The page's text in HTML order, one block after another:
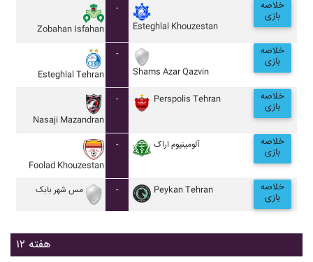
Zobahan Isfahan
-
Esteghlal Khouzestan
خلاصه
بازی
Esteghlal Tehran
-
Shams Azar Qazvin
خلاصه
بازی
Nasaji Mazandran
- Perspolis Tehran خلاصه
بازی
Foolad Khouzestan
- آلومينيوم اراک خلاصه
بازی
مس شهر بابک - Peykan Tehran خلاصه
بازی
هفته ۱۲